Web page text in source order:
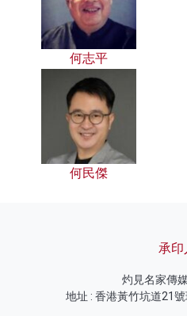
何志平
何民傑
承印
灼見名家傳
地址 : 香港黃竹坑道21